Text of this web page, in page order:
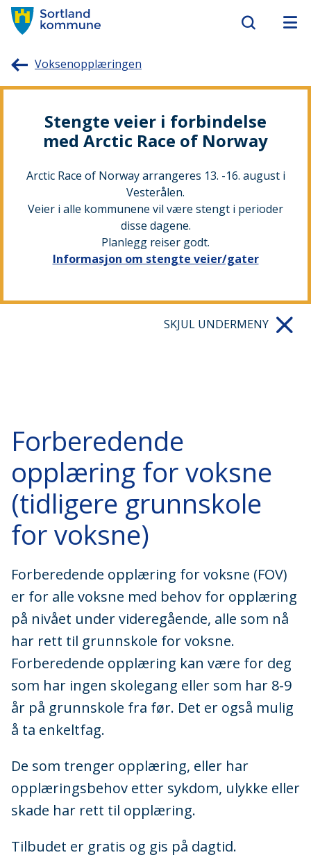
kommune
Voksenopplæringen
Stengte veier i forbindelse
med Arctic Race of Norway
Arctic Race of Norway arrangeres 13. -16. august i
Vesterålen.
Veier i alle kommunene vil være stengt i perioder
disse dagene.
Planlegg reiser godt.
Informasjon om stengte veier/gater
SKJUL UNDERMENY
Forberedende
opplæring for voksne
(tidligere grunnskole
for voksne)
Forberedende opplæring for voksne (FOV)
er for alle voksne med behov for opplæring
på nivået under videregående, alle som nå
har rett til grunnskole for voksne.
Forberedende opplæring kan være for deg
som har ingen skolegang eller som har 8-9
år på grunnskole fra før. Det er også mulig
å ta enkeltfag.
De som trenger opplæring, eller har
opplæringsbehov etter sykdom, ulykke eller
skade har rett til opplæring.
Tilbudet er gratis og gis på dagtid.